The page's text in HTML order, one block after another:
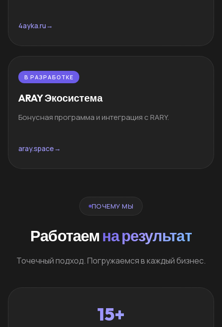
4ayka.ru→
В РАЗРАБОТКЕ
ARAY Экосистема
Бонусная программа и интеграция с RARY.
aray.space→
ПОЧЕМУ МЫ
Работаем на результат
Точечный подход. Погружаемся в каждый бизнес.
15+